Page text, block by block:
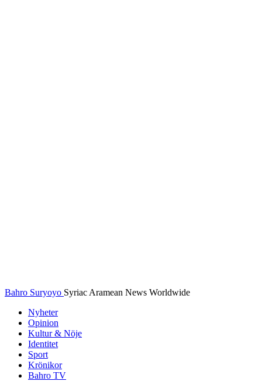
Bahro Suryoyo Syriac Aramean News Worldwide
Nyheter
Opinion
Kultur & Nöje
Identitet
Sport
Krönikor
Bahro TV